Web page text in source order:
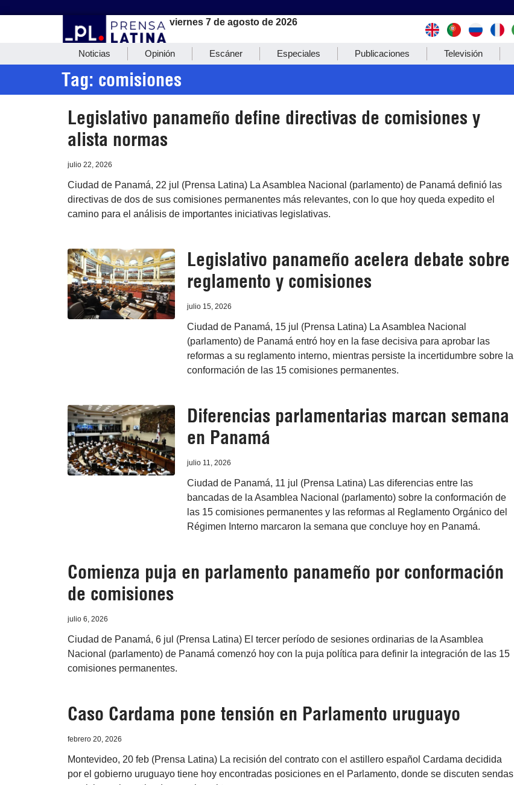
viernes 7 de agosto de 2026
Noticias Opinión Escáner Especiales Publicaciones Televisión
Tag: comisiones
Legislativo panameño define directivas de comisiones y
alista normas
julio 22, 2026
Ciudad de Panamá, 22 jul (Prensa Latina) La Asamblea Nacional (parlamento) de Panamá definió las
directivas de dos de sus comisiones permanentes más relevantes, con lo que hoy queda expedito el
camino para el análisis de importantes iniciativas legislativas.
Legislativo panameño acelera debate sobre
reglamento y comisiones
julio 15, 2026
Ciudad de Panamá, 15 jul (Prensa Latina) La Asamblea Nacional
(parlamento) de Panamá entró hoy en la fase decisiva para aprobar las
reformas a su reglamento interno, mientras persiste la incertidumbre sobre la
conformación de las 15 comisiones permanentes.
Diferencias parlamentarias marcan semana
en Panamá
julio 11, 2026
Ciudad de Panamá, 11 jul (Prensa Latina) Las diferencias entre las
bancadas de la Asamblea Nacional (parlamento) sobre la conformación de
las 15 comisiones permanentes y las reformas al Reglamento Orgánico del
Régimen Interno marcaron la semana que concluye hoy en Panamá.
Comienza puja en parlamento panameño por conformación
de comisiones
julio 6, 2026
Ciudad de Panamá, 6 jul (Prensa Latina) El tercer período de sesiones ordinarias de la Asamblea
Nacional (parlamento) de Panamá comenzó hoy con la puja política para definir la integración de las 15
comisiones permanentes.
Caso Cardama pone tensión en Parlamento uruguayo
febrero 20, 2026
Montevideo, 20 feb (Prensa Latina) La recisión del contrato con el astillero español Cardama decidida
por el gobierno uruguayo tiene hoy encontradas posiciones en el Parlamento, donde se discuten sendas